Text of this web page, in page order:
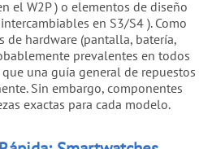
el W2P ) o elementos de diseño
en S3/S4 ). Como
de hardware (pantalla, batería,
prevalentes en todos
una guía general de repuestos
Sin embargo, componentes
exactas para cada modelo.